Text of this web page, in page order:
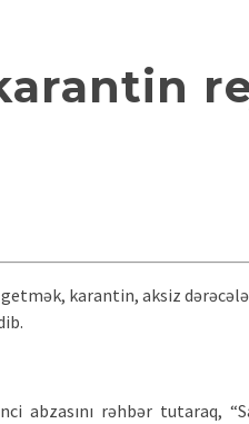
abzasını rəhbər tutaraq,